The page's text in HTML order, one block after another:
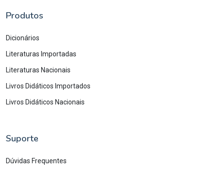
Produtos
Dicionários
Literaturas Importadas
Literaturas Nacionais
Livros Didáticos Importados
Livros Didáticos Nacionais
Suporte
Dúvidas Frequentes